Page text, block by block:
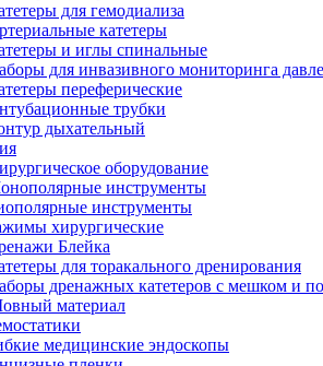
для гемодиализа
катетеры
и иглы спинальные
для инвазивного мониторинга
переферические
трубки
дыхательный
оборудование
инструменты
инструменты
хирургические
Блейка
для торакального дренирования
дренажных катетеров с мешком и
материал
медицинские эндоскопы